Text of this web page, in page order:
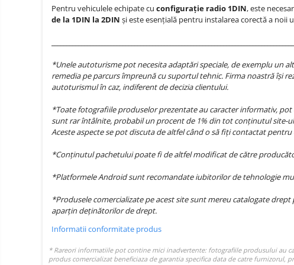
Oglinzi auto smart cu camera
Camere Supraveghere
Mini Video Camera
Accesorii Camere
Supraveghere
Casti Wireless
Casti cu Fir
Ceasuri
si Inele
smart,
fitness
Ceasuri Smart pentru copii
Bratari Fitness
Inel Smart
Accesorii Smartwatch
Trotinete
si
Trotinete
Biciclete
Pentru vehiculele echipate cu configurație radio 1DIN, este
de la 1DIN la 2DIN și este esențială pentru instalarea corectă a noii
*Unele autoturisme pot necesita adaptări speciale, de exemplu un
remedia pe parcurs împreună cu suportul tehnic. Firma noastră își
autoturismul în caz, indiferent de decizia clientului.
*Toate fotografiile produselor prezentate au caracter informativ,
sunt rar întâlnite, probabil un procent de 1% din tot conținutul site-
Aceste aspecte se pot discuta de altfel când o să fiți contactat
*Conținutul pachetului poate fi de altfel modificat de către
*Platformele Android sunt recomandate iubitorilor de tehnologie
*Produsele comercializate pe acest site sunt mereu catalogate
aparțin deținătorilor de drept.
Informatii conformitate produs